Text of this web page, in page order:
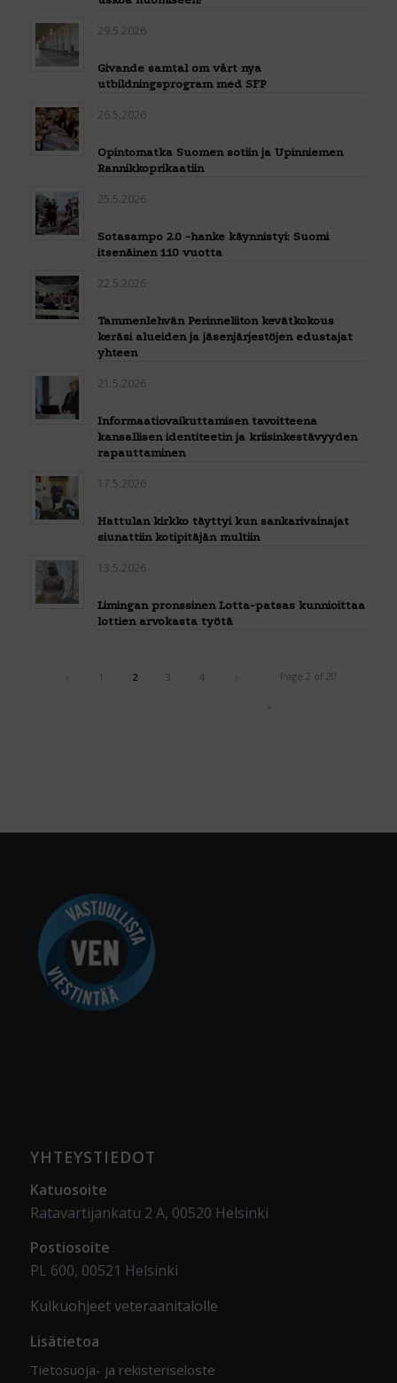
29.5.2026
Givande samtal om vårt nya
utbildningsprogram med SFP
26.5.2026
Opintomatka Suomen sotiin ja Upinniemen
Rannikkoprikaatiin
25.5.2026
Sotasampo 2.0 -hanke käynnistyi: Suomi
itsenäinen 110 vuotta
22.5.2026
Tammenlehvän Perinneliiton kevätkokous
keräsi alueiden ja jäsenjärjestöjen edustajat
yhteen
21.5.2026
Informaatiovaikuttamisen tavoitteena
kansallisen identiteetin ja kriisinkestävyyden
rapauttaminen
17.5.2026
Hattulan kirkko täyttyi kun sankarivainajat
siunattiin kotipitäjän multiin
13.5.2026
Limingan pronssinen Lotta-patsas kunnioittaa
lottien arvokasta työtä
Page 2 of 20
‹ 1 2 3 4 ›
»
YHTEYSTIEDOT
Katuosoite
Ratavartijankatu 2 A, 00520 Helsinki
Postiosoite
PL 600, 00521 Helsinki
Kulkuohjeet veteraanitalolle
Lisätietoa
Tietosuoja- ja rekisteriseloste